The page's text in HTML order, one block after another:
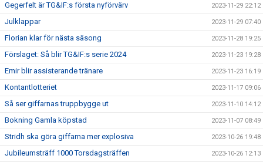
Gegerfelt är TG&IF:s första nyförvärv 2023-11-29 22:12
Julklappar 2023-11-29 07:40
Florian klar för nästa säsong 2023-11-28 19:25
Förslaget: Så blir TG&IF:s serie 2024 2023-11-23 19:28
Emir blir assisterande tränare 2023-11-23 16:19
Kontantlotteriet 2023-11-17 09:06
Så ser giffarnas truppbygge ut 2023-11-10 14:12
Bokning Gamla köpstad 2023-11-07 08:49
Stridh ska göra giffarna mer explosiva 2023-10-26 19:48
Jubileumsträff 1000 Torsdagsträffen 2023-10-26 12:13